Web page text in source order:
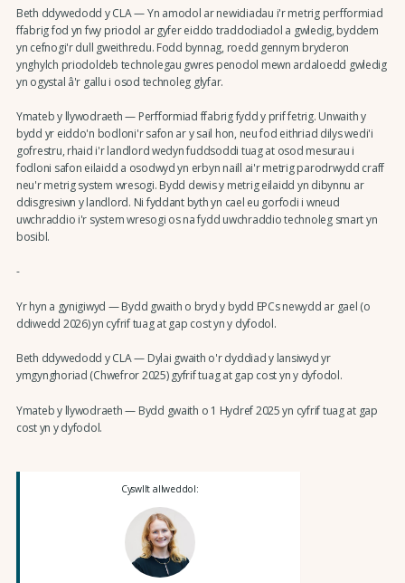
Beth ddywedodd y CLA — Yn amodol ar newidiadau i'r metrig perfformiad
ffabrig fod yn fwy priodol ar gyfer eiddo traddodiadol a gwledig, byddem
yn cefnogi'r dull gweithredu. Fodd bynnag, roedd gennym bryderon
ynghylch priodoldeb technolegau gwres penodol mewn ardaloedd gwledig
yn ogystal â'r gallu i osod technoleg glyfar.
Ymateb y llywodraeth — Perfformiad ffabrig fydd y prif fetrig. Unwaith y
bydd yr eiddo'n bodloni'r safon ar y sail hon, neu fod eithriad dilys wedi'i
gofrestru, rhaid i'r landlord wedyn fuddsoddi tuag at osod mesurau i
fodloni safon eilaidd a osodwyd yn erbyn naill ai'r metrig parodrwydd craff
neu'r metrig system wresogi. Bydd dewis y metrig eilaidd yn dibynnu ar
ddisgresiwn y landlord. Ni fyddant byth yn cael eu gorfodi i wneud
uwchraddio i'r system wresogi os na fydd uwchraddio technoleg smart yn
bosibl.
-
Yr hyn a gynigiwyd — Bydd gwaith o bryd y bydd EPCs newydd ar gael (o
ddiwedd 2026) yn cyfrif tuag at gap cost yn y dyfodol.
Beth ddywedodd y CLA — Dylai gwaith o'r dyddiad y lansiwyd yr
ymgynghoriad (Chwefror 2025) gyfrif tuag at gap cost yn y dyfodol.
Ymateb y llywodraeth — Bydd gwaith o 1 Hydref 2025 yn cyfrif tuag at gap
cost yn y dyfodol.
Cyswllt allweddol: